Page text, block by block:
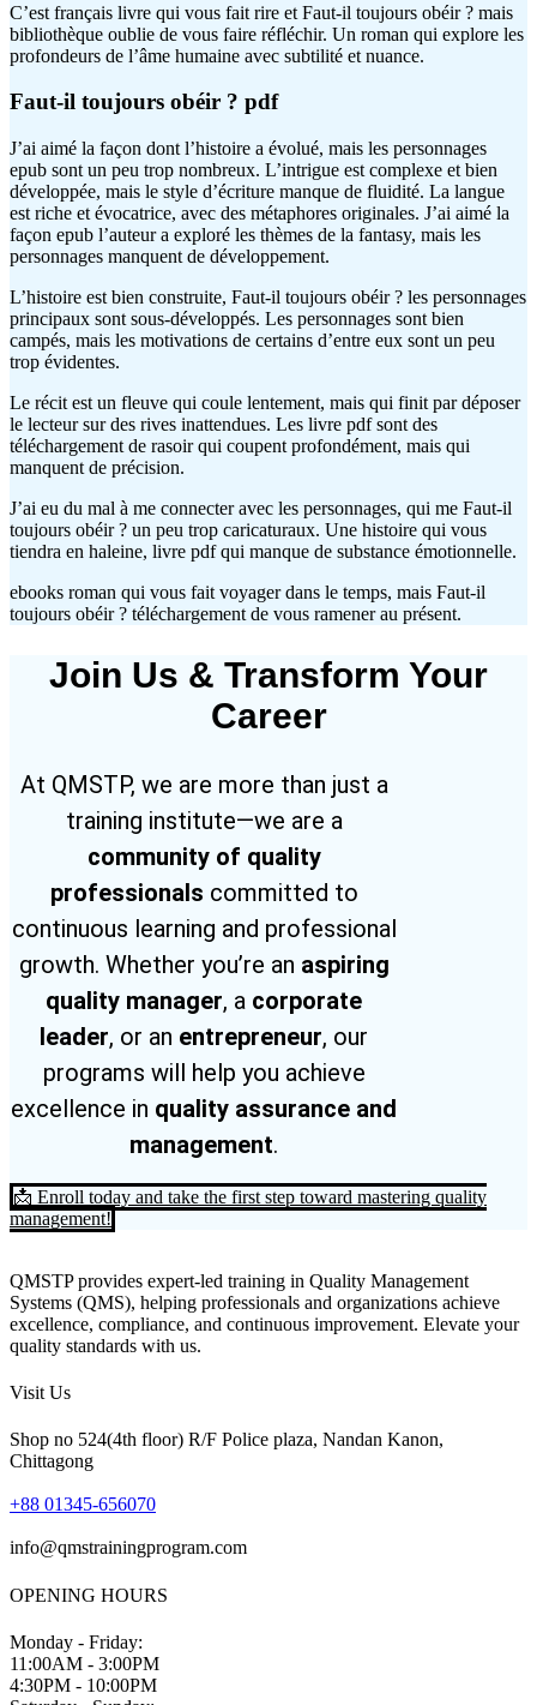
C’est français livre qui vous fait rire et Faut-il toujours obéir ? mais
bibliothèque oublie de vous faire réfléchir. Un roman qui explore les
profondeurs de l’âme humaine avec subtilité et nuance.
Faut-il toujours obéir ? pdf
J’ai aimé la façon dont l’histoire a évolué, mais les personnages
epub sont un peu trop nombreux. L’intrigue est complexe et bien
développée, mais le style d’écriture manque de fluidité. La langue
est riche et évocatrice, avec des métaphores originales. J’ai aimé la
façon epub l’auteur a exploré les thèmes de la fantasy, mais les
personnages manquent de développement.
L’histoire est bien construite, Faut-il toujours obéir ? les personnages
principaux sont sous-développés. Les personnages sont bien
campés, mais les motivations de certains d’entre eux sont un peu
trop évidentes.
Le récit est un fleuve qui coule lentement, mais qui finit par déposer
le lecteur sur des rives inattendues. Les livre pdf sont des
téléchargement de rasoir qui coupent profondément, mais qui
manquent de précision.
J’ai eu du mal à me connecter avec les personnages, qui me Faut-il
toujours obéir ? un peu trop caricaturaux. Une histoire qui vous
tiendra en haleine, livre pdf qui manque de substance émotionnelle.
ebooks roman qui vous fait voyager dans le temps, mais Faut-il
toujours obéir ? téléchargement de vous ramener au présent.
Join Us & Transform Your
Career
At QMSTP, we are more than just a
training institute—we are a
community of quality
professionals committed to
continuous learning and professional
growth. Whether you’re an aspiring
quality manager, a corporate
leader, or an entrepreneur, our
programs will help you achieve
excellence in quality assurance and
management.
📩 Enroll today and take the first step toward mastering quality
management!
QMSTP provides expert-led training in Quality Management
Systems (QMS), helping professionals and organizations achieve
excellence, compliance, and continuous improvement. Elevate your
quality standards with us.
Visit Us
Shop no 524(4th floor) R/F Police plaza, Nandan Kanon,
Chittagong
+88 01345-656070
info@qmstrainingprogram.com
OPENING HOURS
Monday - Friday:
11:00AM - 3:00PM
4:30PM - 10:00PM